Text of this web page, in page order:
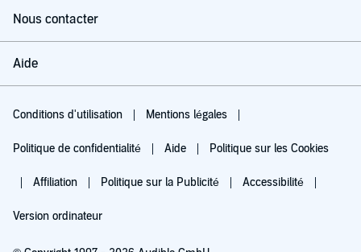
Nous contacter
Aide
Conditions d'utilisation Mentions légales
Politique de confidentialité Aide Politique sur les Cookies
Affiliation Politique sur la Publicité Accessibilité
Version ordinateur